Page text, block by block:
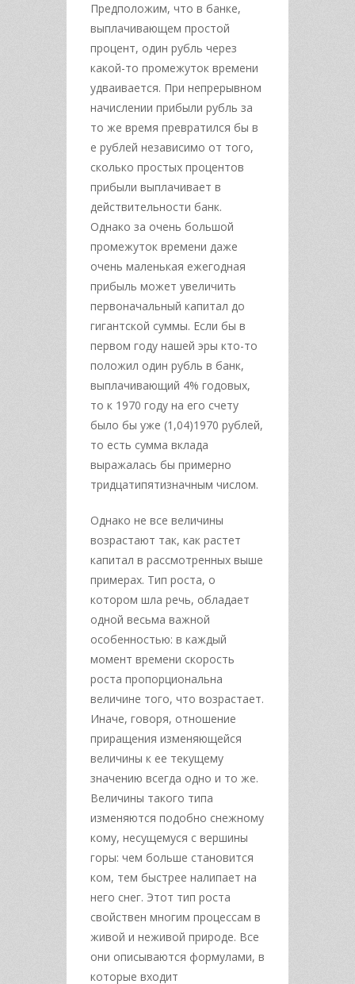
Предположим, что в банке,
выплачивающем простой
процент, один рубль через
какой-то промежуток времени
удваивается. При непрерывном
начислении прибыли рубль за
то же время превратился бы в
е рублей независимо от того,
сколько простых процентов
прибыли выплачивает в
действительности банк.
Однако за очень большой
промежуток времени даже
очень маленькая ежегодная
прибыль может увеличить
первоначальный капитал до
гигантской суммы. Если бы в
первом году нашей эры кто-то
положил один рубль в банк,
выплачивающий 4% годовых,
то к 1970 году на его счету
было бы уже (1,04)1970 рублей,
то есть сумма вклада
выражалась бы примерно
тридцатипятизначным числом.
Однако не все величины
возрастают так, как растет
капитал в рассмотренных выше
примерах. Тип роста, о
котором шла речь, обладает
одной весьма важной
особенностью: в каждый
момент времени скорость
роста пропорциональна
величине того, что возрастает.
Иначе, говоря, отношение
приращения изменяющейся
величины к ее текущему
значению всегда одно и то же.
Величины такого типа
изменяются подобно снежному
кому, несущемуся с вершины
горы: чем больше становится
ком, тем быстрее налипает на
него снег. Этот тип роста
свойствен многим процессам в
живой и неживой природе. Все
они описываются формулами, в
которые входит